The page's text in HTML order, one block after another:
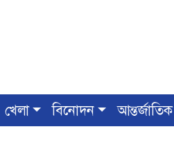
খেলা বিনোদন আন্তর্জাতিক